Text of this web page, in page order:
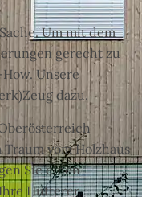
Um mit dem
gerecht zu
Unsere
dazu.
vom Holzhaus
Sie einen
Hutterer